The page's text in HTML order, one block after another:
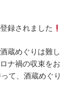
録されました
蔵めぐりは難し
ナ禍の収束をお
て、酒蔵めぐり